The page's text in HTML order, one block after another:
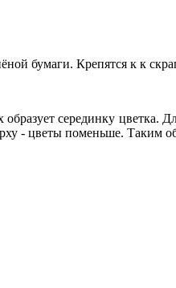
бумаги. Крепятся к к
серединку цветка.
- цветы поменьше. Таким